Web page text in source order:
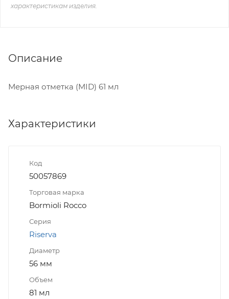
характеристикам изделия.
Описание
Мерная отметка (MID) 61 мл
Характеристики
Код
50057869
Торговая марка
Bormioli Rocco
Серия
Riserva
Диаметр
56 мм
Объем
81 мл